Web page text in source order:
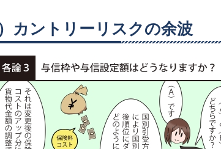
）カントリーリスクの余波